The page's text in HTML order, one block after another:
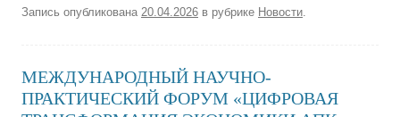
Запись опубликована 20.04.2026 в рубрике Новости.
МЕЖДУНАРОДНЫЙ НАУЧНО-
ПРАКТИЧЕСКИЙ ФОРУМ «ЦИФРОВАЯ